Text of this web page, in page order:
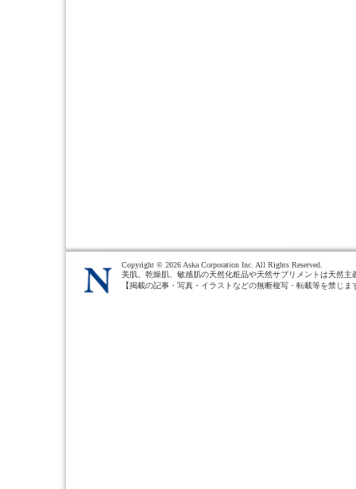
Copyright © 2026 Aska Corporation Inc. All Rights Reserved.
美肌、乾燥肌、敏感肌の天然化粧品や天然サプリメントは天然主
【掲載の記事・写真・イラストなどの無断複写・転載等を禁じま